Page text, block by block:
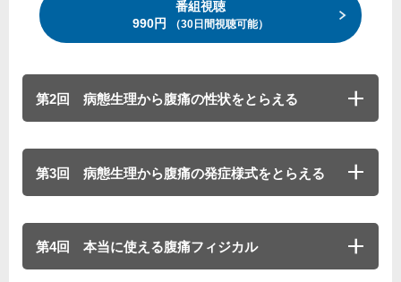
番組視聴
990円
（30日間視聴可能）
第2回 病態生理から腹痛の性状をとらえる
第3回 病態生理から腹痛の発症様式をとらえる
第4回 本当に使える腹痛フィジカル